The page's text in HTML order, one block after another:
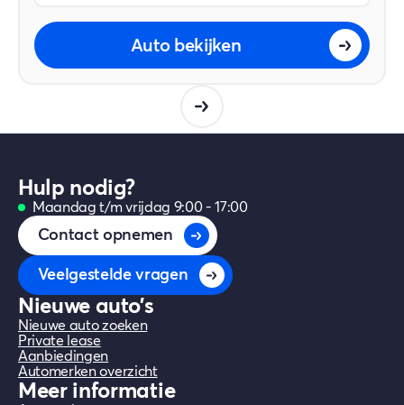
Auto bekijken
Hulp nodig?
Maandag t/m vrijdag 9:00 - 17:00
Contact opnemen
Veelgestelde vragen
Nieuwe auto's
Nieuwe auto zoeken
Private lease
Aanbiedingen
Automerken overzicht
Meer informatie